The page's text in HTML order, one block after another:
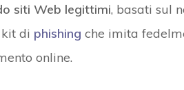
siti Web legittimi, basati sul
kit di phishing che imita
online.